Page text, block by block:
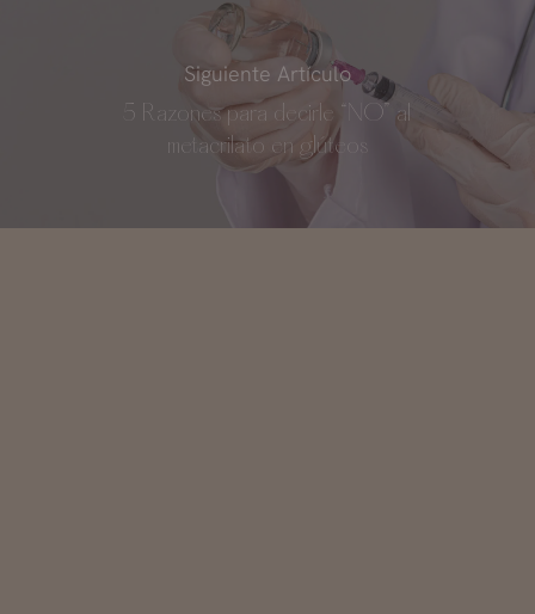
Siguiente Artículo
5 Razones para decirle “NO” al
metacrilato en glúteos